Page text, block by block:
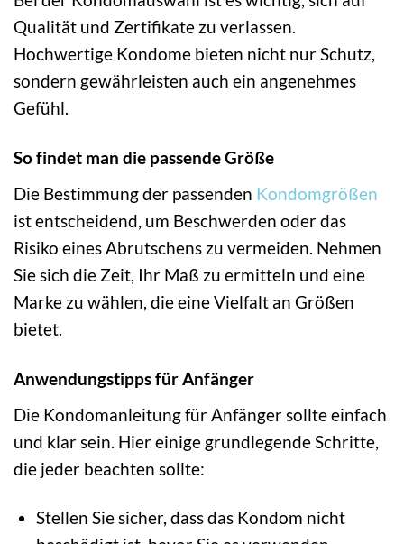
Qualität und Zertifikate zu verlassen.
Hochwertige Kondome bieten nicht nur Schutz,
sondern gewährleisten auch ein angenehmes
Gefühl.
So findet man die passende Größe
Die Bestimmung der passenden Kondomgrößen
ist entscheidend, um Beschwerden oder das
Risiko eines Abrutschens zu vermeiden. Nehmen
Sie sich die Zeit, Ihr Maß zu ermitteln und eine
Marke zu wählen, die eine Vielfalt an Größen
bietet.
Anwendungstipps für Anfänger
Die Kondomanleitung für Anfänger sollte einfach
und klar sein. Hier einige grundlegende Schritte,
die jeder beachten sollte:
Stellen Sie sicher, dass das Kondom nicht